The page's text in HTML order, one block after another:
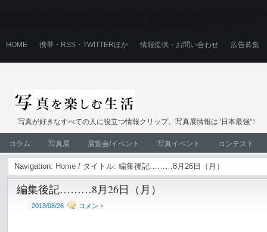
HOME 携帯・RSS・TWITTERほか 情報提供・お問い合わせ 広告募集
写真が好きなすべての人に役立つ情報クリップ。写真展情報は"日本最強"!
コラム 写真展 展覧会/イベント 写真イベント コンテスト
Navigation: Home / タイトル: 編集後記………8月26日（月）
編集後記………8月26日（月）
2013/08/26 コメント